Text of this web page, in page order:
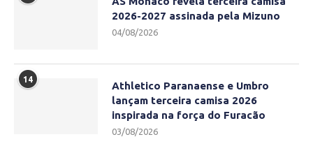
2026-2027 assinada pela Mizuno
04/08/2026
14
Athletico Paranaense e Umbro
lançam terceira camisa 2026
inspirada na força do Furacão
03/08/2026